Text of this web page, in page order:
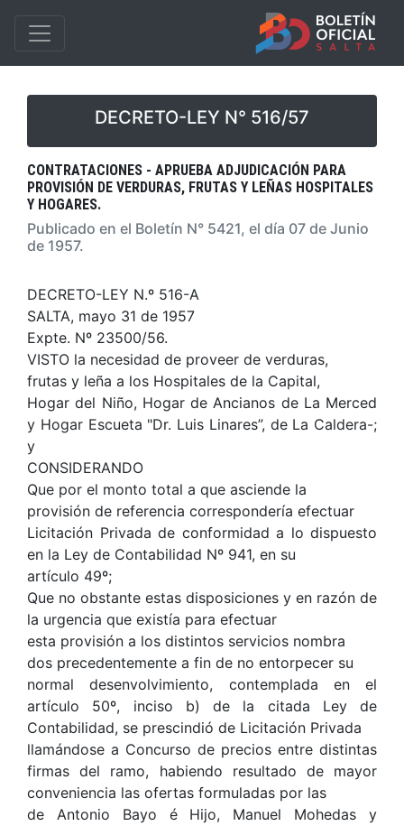
DECRETO-LEY N° 516/57
CONTRATACIONES - APRUEBA ADJUDICACIÓN PARA
PROVISIÓN DE VERDURAS, FRUTAS Y LEÑAS HOSPITALES
Y HOGARES.
Publicado en el Boletín N° 5421, el día 07 de Junio
de 1957.
DECRETO-LEY N.º 516-A
SALTA, mayo 31 de 1957
Expte. Nº 23500/56.
VISTO la necesidad de proveer de verduras,
frutas y leña a los Hospitales de la Capital,
Hogar del Niño, Hogar de Ancianos de La Merced
y Hogar Escueta "Dr. Luis Linares”, de La Caldera-;
y
CONSIDERANDO
Que por el monto total a que asciende la
provisión de referencia correspondería efectuar
Licitación Privada de conformidad a lo dispuesto
en la Ley de Contabilidad Nº 941, en su
artículo 49º;
Que no obstante estas disposiciones y en razón de
la urgencia que existía para efectuar
esta provisión a los distintos servicios nombra
dos precedentemente a fin de no entorpecer su
normal desenvolvimiento, contemplada en el
artículo 50º, inciso b) de la citada Ley de
Contabilidad, se prescindió de Licitación Privada
llamándose a Concurso de precios entre distintas
firmas del ramo, habiendo resultado de mayor
conveniencia las ofertas formuladas por las
de Antonio Bayo é Hijo, Manuel Mohedas y